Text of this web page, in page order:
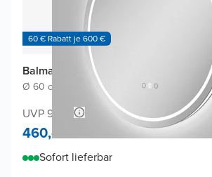
60 € Rabatt je 600 €
Balmani Ghost Touch Badspiegel
Ø 60 cm Spiegel ohne Rahmen
UVP 900,-
460,-
Sofort lieferbar